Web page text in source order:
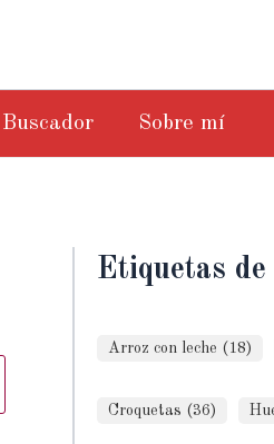
Buscador Sobre mí
Etiquetas
Arroz con leche (18)
Croquetas (36)